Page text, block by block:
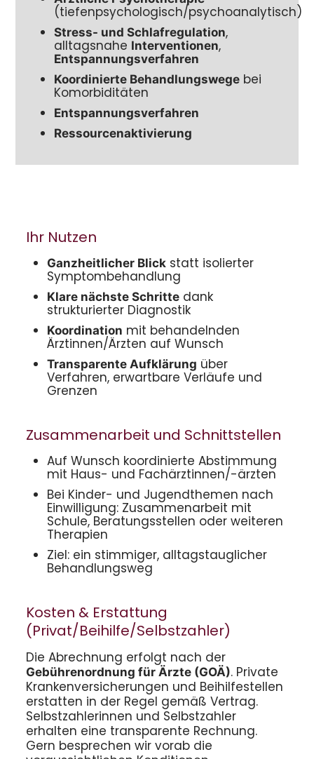
(tiefenpsychologisch/psychoanalytisch)
Stress- und Schlafregulation,
alltagsnahe Interventionen,
Entspannungsverfahren
Koordinierte Behandlungswegebei
Komorbiditäten
Entspannungsverfahren
Ressourcenaktivierung
Ihr Nutzen
Ganzheitlicher Blickstatt isolierter
Symptombehandlung
Klare nächste Schrittedank
strukturierter Diagnostik
Koordination mit behandelnden
Ärztinnen/Ärzten auf Wunsch
Transparente Aufklärung über
Verfahren, erwartbare Verläufe und
Grenzen
Zusammenarbeit und Schnittstellen
Auf Wunsch koordinierte Abstimmung
mit Haus- und Fachärztinnen/-ärzten
Bei Kinder- und Jugendthemen nach
Einwilligung: Zusammenarbeit mit
Schule, Beratungsstellen oder weiteren
Therapien
Ziel: ein stimmiger, alltagstauglicher
Behandlungsweg
Kosten & Erstattung
(Privat/Beihilfe/Selbstzahler)
Die Abrechnung erfolgt nach der
Gebührenordnung für Ärzte (GOÄ). Private
Krankenversicherungen und Beihilfestellen
erstatten in der Regel gemäß Vertrag.
Selbstzahlerinnen und Selbstzahler
erhalten eine transparente Rechnung.
Gern besprechen wir vorab die